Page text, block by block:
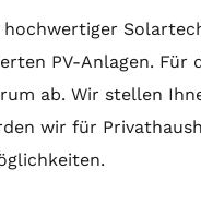
PV-Anlagen. Für
ab. Wir stellen
wir für